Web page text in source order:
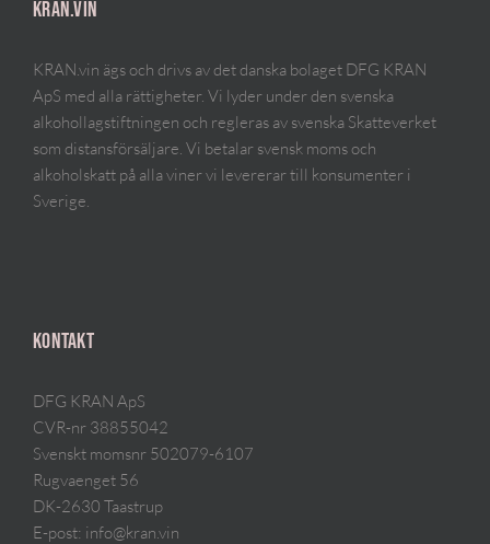
KRAN.VIN
KRAN.vin ägs och drivs av det danska bolaget DFG KRAN
ApS med alla rättigheter. Vi lyder under den svenska
alkohollagstiftningen och regleras av svenska Skatteverket
som distansförsäljare. Vi betalar svensk moms och
alkoholskatt på alla viner vi levererar till konsumenter i
Sverige.
KONTAKT
DFG KRAN ApS
CVR-nr 38855042
Svenskt momsnr 502079-6107
Rugvaenget 56
DK-2630 Taastrup
E-post: info@kran.vin